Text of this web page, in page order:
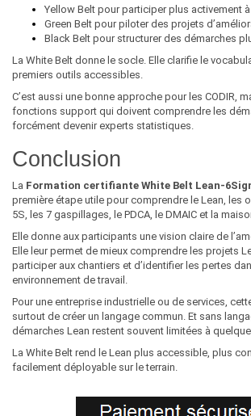
Yellow Belt pour participer plus activement
Green Belt pour piloter des projets
Black Belt pour structurer des démarches
La White Belt donne le socle. Elle clarifie le
premiers outils accessibles.
C’est aussi une bonne approche pour les CODIR,
fonctions support qui doivent comprendre les
forcément devenir experts statistiques.
Conclusion
La Formation certifiante White Belt Lean-
première étape utile pour comprendre le Lean, les
5S, les 7 gaspillages, le PDCA, le DMAIC et la
Elle donne aux participants une vision claire de
Elle leur permet de mieux comprendre les projets
participer aux chantiers et d’identifier les pertes
environnement de travail.
Pour une entreprise industrielle ou de services,
surtout de créer un langage commun. Et sans
démarches Lean restent souvent limitées à
La White Belt rend le Lean plus accessible, plus
facilement déployable sur le terrain.